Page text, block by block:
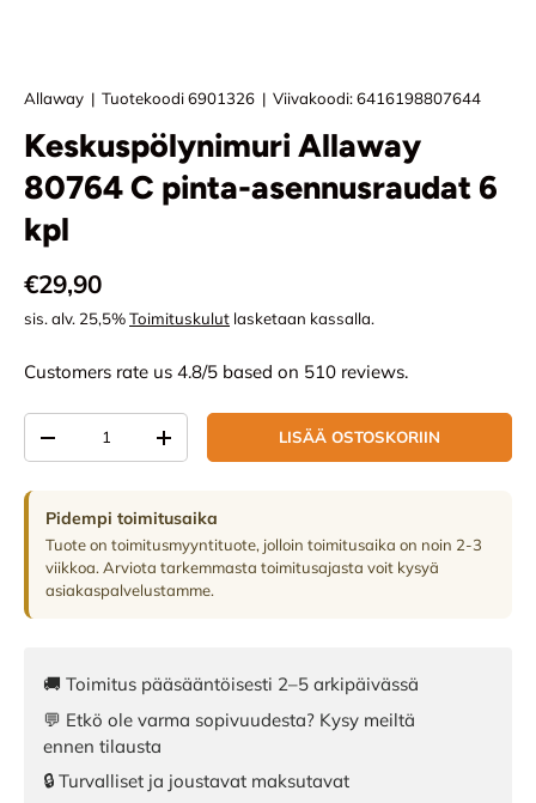
Allaway | Tuotekoodi6901326 | Viivakoodi:6416198807644
Keskuspölynimuri Allaway
80764 C pinta-asennusraudat 6
kpl
Normaali hinta
€29,90
sis. alv. 25,5%Toimituskulut lasketaan kassalla.
Customers rate us 4.8/5 based on 510 reviews.
VÄHENNÄ MÄÄRÄÄLISÄÄ MÄÄRÄÄLISÄÄ OSTOSKORIIN
Pidempi toimitusaika
Tuote on toimitusmyyntituote, jolloin toimitusaika on noin 2-3
viikkoa. Arviota tarkemmasta toimitusajasta voit kysyä
asiakaspalvelustamme.
🚚 Toimitus pääsääntöisesti 2–5 arkipäivässä
💬 Etkö ole varma sopivuudesta? Kysy meiltä
ennen tilausta
🔒 Turvalliset ja joustavat maksutavat